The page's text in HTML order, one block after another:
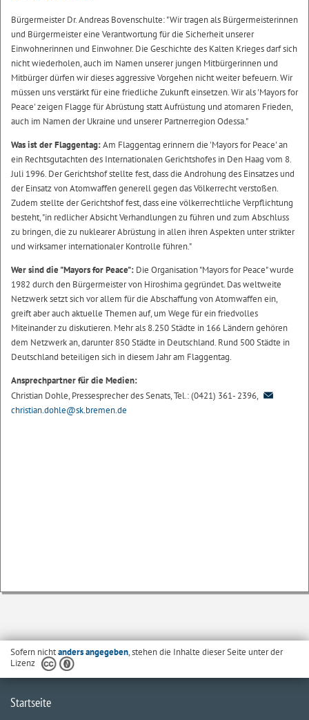
Bürgermeister Dr. Andreas Bovenschulte: "Wir tragen als Bürgermeisterinnen
und Bürgermeister eine Verantwortung für die Sicherheit unserer
Einwohnerinnen und Einwohner. Die Geschichte des Kalten Krieges darf sich
nicht wiederholen, auch im Namen unserer jungen Mitbürgerinnen und
Mitbürger dürfen wir dieses aggressive Vorgehen nicht weiter befeuern. Wir
müssen uns verstärkt für eine friedliche Zukunft einsetzen. Wir als 'Mayors for
Peace' zeigen Flagge für Abrüstung statt Aufrüstung und atomaren Frieden,
auch im Namen der Ukraine und unserer Partnerregion Odessa."
Was ist der Flaggentag:Am Flaggentag erinnern die 'Mayors for Peace' an
ein Rechtsgutachten des Internationalen Gerichtshofes in Den Haag vom 8.
Juli 1996. Der Gerichtshof stellte fest, dass die Androhung des Einsatzes und
der Einsatz von Atomwaffen generell gegen das Völkerrecht verstoßen.
Zudem stellte der Gerichtshof fest, dass eine völkerrechtliche Verpflichtung
besteht, "in redlicher Absicht Verhandlungen zu führen und zum Abschluss
zu bringen, die zu nuklearer Abrüstung in allen ihren Aspekten unter strikter
und wirksamer internationaler Kontrolle führen."
Wer sind die "Mayors for Peace": Die Organisation "Mayors for Peace" wurde
1982 durch den Bürgermeister von Hiroshima gegründet. Das weltweite
Netzwerk setzt sich vor allem für die Abschaffung von Atomwaffen ein,
greift aber auch aktuelle Themen auf, um Wege für ein friedvolles
Miteinander zu diskutieren. Mehr als 8.250 Städte in 166 Ländern gehören
dem Netzwerk an, darunter 850 Städte in Deutschland. Rund 500 Städte in
Deutschland beteiligen sich in diesem Jahr am Flaggentag.
Ansprechpartner für die Medien:
Christian Dohle, Pressesprecher des Senats, Tel.: (0421) 361- 2396,
christian.dohle@sk.bremen.de
Sofern nichtanders angegeben, stehen die Inhalte dieser Seite unter der
Lizenz
Startseite